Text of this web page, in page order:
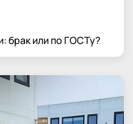
брак или по ГОСТу?